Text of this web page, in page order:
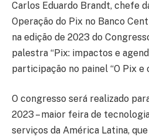
Carlos Eduardo Brandt, chefe
Operação do Pix no Banco
na edição de 2023 do
palestra “Pix: impactos e
participação no painel “O Pix e
O congresso será realizado
2023 – maior feira de
serviços da América Latina,